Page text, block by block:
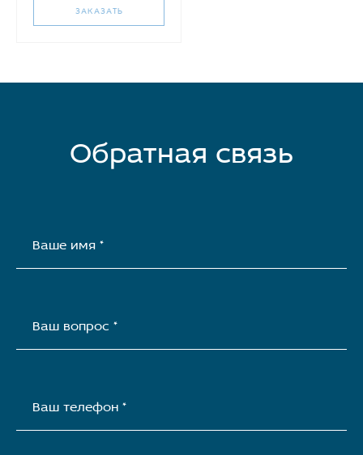
ЗАКАЗАТЬ
Обратная связь
Ваше имя *
Ваш вопрос *
Ваш телефон *